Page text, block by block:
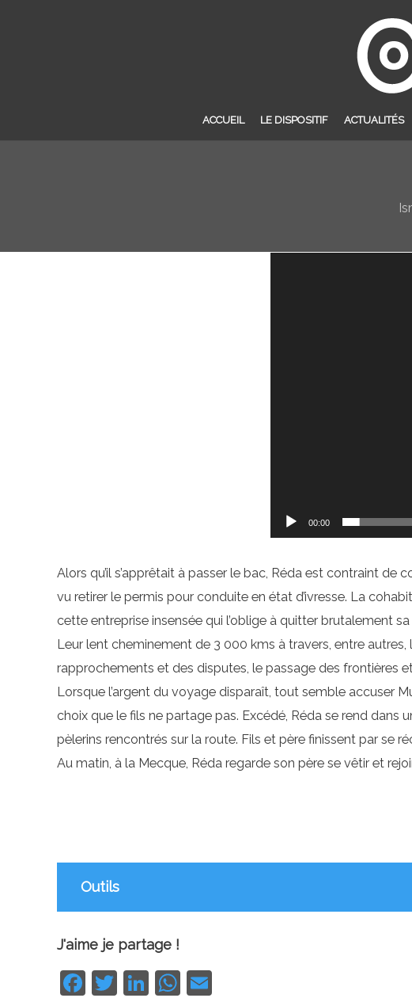
ACCUEIL LE DISPOSITIF ACTUALITÉS
00:00
Alors qu’il s’apprêtait à passer le bac, Réda est contraint de
vu retirer le permis pour conduite en état d’ivresse. La
cette entreprise insensée qui l’oblige à quitter brutalement
Leur lent cheminement de 3 000 kms à travers, entre autres,
rapprochements et des disputes, le passage des frontières
Lorsque l’argent du voyage disparaît, tout semble accuser
choix que le fils ne partage pas. Excédé, Réda se rend dans
pèlerins rencontrés sur la route. Fils et père finissent par se
Au matin, à la Mecque, Réda regarde son père se vêtir et
Outils
J'aime je partage !
Facebook
Twitter
LinkedIn
WhatsApp